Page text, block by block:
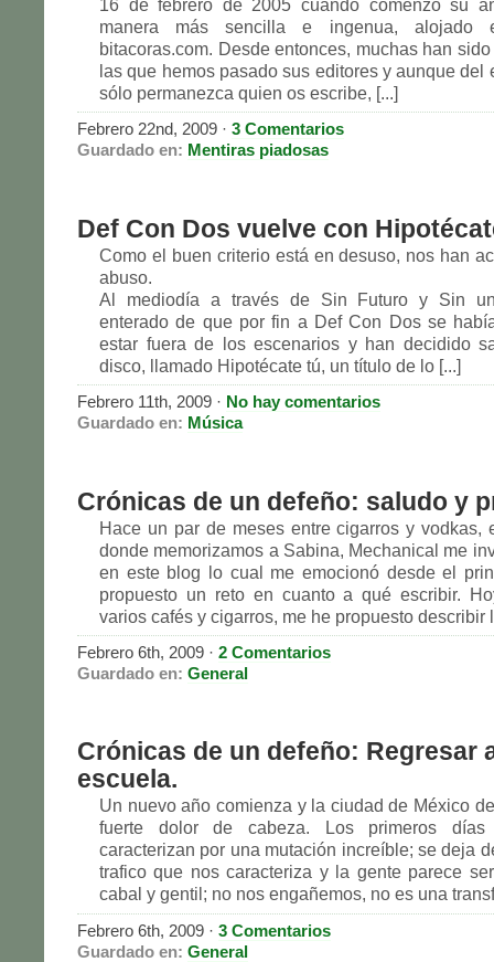
16 de febrero de 2005 cuando comenzó su
manera más sencilla e ingenua, alojado
bitacoras.com. Desde entonces, muchas han
las que hemos pasado sus editores y aunque del
sólo permanezca quien os escribe, [...]
Febrero 22nd, 2009 · 3 Comentarios
Guardado en: Mentiras piadosas
Def Con Dos vuelve con
Como el buen criterio está en desuso, nos han
abuso.
Al mediodía a través de Sin Futuro y Sin
enterado de que por fin a Def Con Dos se
estar fuera de los escenarios y han decidido
disco, llamado Hipotécate tú, un título de lo [...]
Febrero 11th, 2009 · No hay comentarios
Guardado en: Música
Crónicas de un defeño: saludo y
Hace un par de meses entre cigarros y vodkas,
donde memorizamos a Sabina, Mechanical me
en este blog lo cual me emocionó desde el
propuesto un reto en cuanto a qué escribir.
varios cafés y cigarros, me he propuesto describir
Febrero 6th, 2009 · 2 Comentarios
Guardado en: General
Crónicas de un defeño: Regresar
escuela.
Un nuevo año comienza y la ciudad de México
fuerte dolor de cabeza. Los primeros
caracterizan por una mutación increíble; se deja
trafico que nos caracteriza y la gente parece
cabal y gentil; no nos engañemos, no es una
Febrero 6th, 2009 · 3 Comentarios
Guardado en: General